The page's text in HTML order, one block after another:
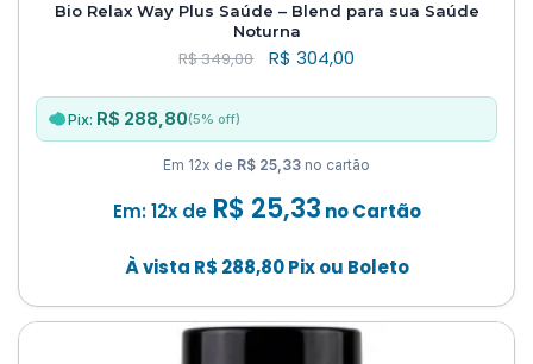
Bio Relax Way Plus Saúde – Blend para sua Saúde
Noturna
R$349,00 R$ 304,00
Pix: R$ 288,80(5% off)
Em 12x de R$ 25,33 no cartão
Em: 12x de R$ 25,33 no Cartão
À vista R$ 288,80 Pix ou Boleto